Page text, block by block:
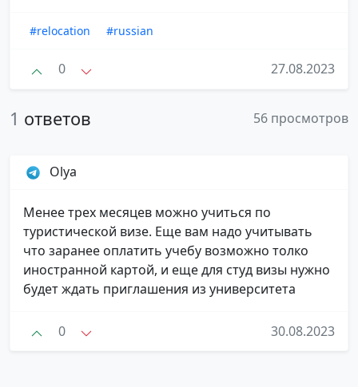
#relocation #russian
0 27.08.2023
1 ответов 56 просмотров
Olya
Менее трех месяцев можно учиться по
туристической визе. Еще вам надо учитывать
что заранее оплатить учебу возможно толко
иностранной картой, и еще для студ визы нужно
будет ждать приглашения из университета
0 30.08.2023